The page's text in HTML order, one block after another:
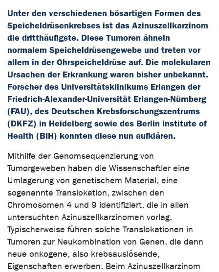
Unter den verschiedenen bösartigen Formen des
Speicheldrüsenkrebses ist das Azinuszellkarzinom
die dritthäufigste. Diese Tumoren ähneln
normalem Speicheldrüsengewebe und treten vor
allem in der Ohrspeicheldrüse auf. Die molekularen
Ursachen der Erkrankung waren bisher unbekannt.
Forscher des Universitätsklinikums Erlangen der
Friedrich-Alexander-Universität Erlangen-Nürnberg
(FAU), des Deutschen Krebsforschungszentrums
(DKFZ) in Heidelberg sowie des Berlin Institute of
Health (BIH) konnten diese nun aufklären.
Mithilfe der Genomsequenzierung von
Tumorgeweben haben die Wissenschaftler eine
Umlagerung von genetischem Material, eine
sogenannte Translokation, zwischen den
Chromosomen 4 und 9 identifiziert, die in allen
untersuchten Azinuszellkarzinomen vorlag.
Typischerweise führen solche Translokationen in
Tumoren zur Neukombination von Genen, die dann
neue onkogene, also krebsauslösende,
Eigenschaften erwerben. Beim Azinuszellkarzinom